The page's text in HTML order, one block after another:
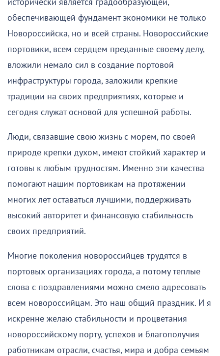
исторически является градообразующей,
обеспечивающей фундамент экономики не только
Новороссийска, но и всей страны. Новороссийские
портовики, всем сердцем преданные своему делу,
вложили немало сил в создание портовой
инфраструктуры города, заложили крепкие
традиции на своих предприятиях, которые и
сегодня служат основой для успешной работы.
Люди, связавшие свою жизнь с морем, по своей
природе крепки духом, имеют стойкий характер и
готовы к любым трудностям. Именно эти качества
помогают нашим портовикам на протяжении
многих лет оставаться лучшими, поддерживать
высокий авторитет и финансовую стабильность
своих предприятий.
Многие поколения новороссийцев трудятся в
портовых организациях города, а потому теплые
слова с поздравлениями можно смело адресовать
всем новороссийцам. Это наш общий праздник. И я
искренне желаю стабильности и процветания
новороссийскому порту, успехов и благополучия
работникам отрасли, счастья, мира и добра семьям